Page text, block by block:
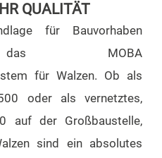
QUALITÄT
für Bauvorhaben
das MOBA
für Walzen. Ob als
oder als vernetztes,
auf der Großbaustelle,
sind ein absolutes